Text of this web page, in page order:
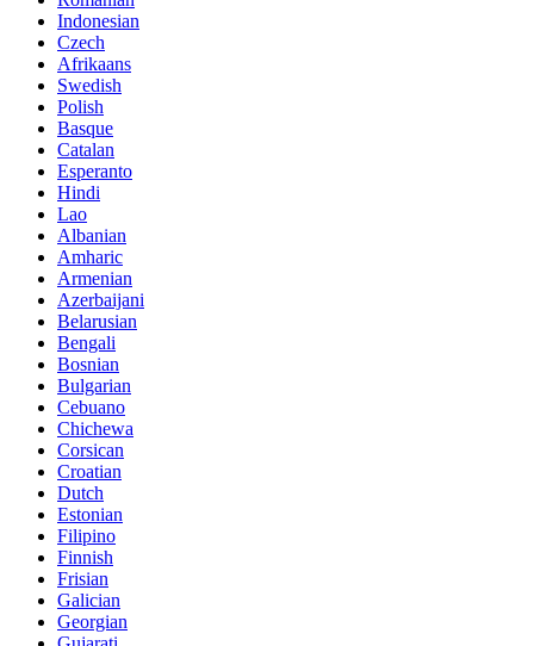
Indonesian
Czech
Afrikaans
Swedish
Polish
Basque
Catalan
Esperanto
Hindi
Lao
Albanian
Amharic
Armenian
Azerbaijani
Belarusian
Bengali
Bosnian
Bulgarian
Cebuano
Chichewa
Corsican
Croatian
Dutch
Estonian
Filipino
Finnish
Frisian
Galician
Georgian